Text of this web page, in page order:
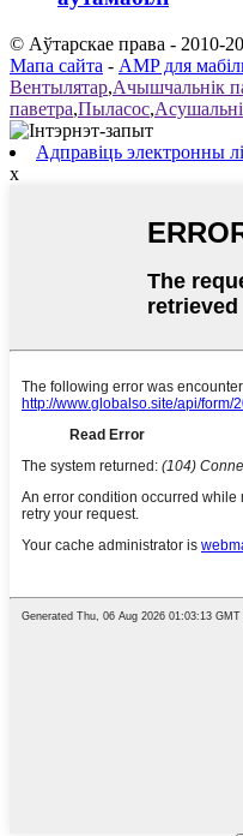
© Аўтарскае права - 2010-
Мапа сайта - AMP для
Вентылятар,Ачышчальнік
паветра,Пыласос,
Адправіць электронны
x